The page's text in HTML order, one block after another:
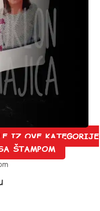
IZ OVE KATEGORIJE
ŠTAMPOM